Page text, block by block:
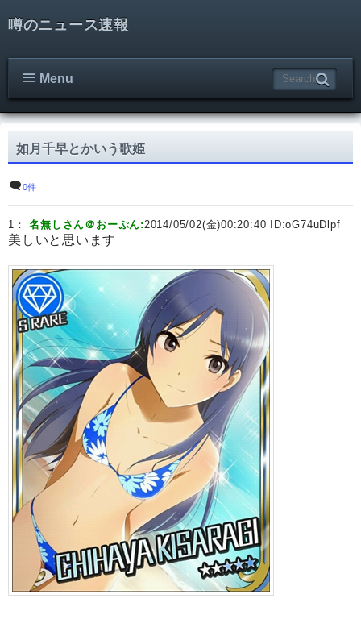
噂のニュース速報
Menu
如月千早とかいう歌姫
0件
1：名無しさん＠おーぷん:2014/05/02(金)00:20:40 ID:oG74uDlpf
美しいと思います